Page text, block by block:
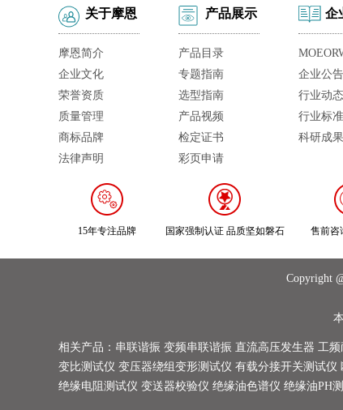
关于摩恩
摩恩简介
企业文化
荣誉资质
质量管理
商标品牌
法律声明
产品展示
产品目录
专题指南
选型指南
产品视频
检定证书
彩页申请
企
企业公告
行业动态
行业标准
科研成果
15年专注品牌 国家强制认证 品质坚如磐石 售前咨
Copyright
相关产品： 串联谐振 变频串联谐振 直流高压发生器 工频
变比测试仪 变压器绕组变形测试仪 有载分接开关测试仪
绝缘电阻测试仪 变送器校验仪 绝缘油色谱仪 绝缘油PH